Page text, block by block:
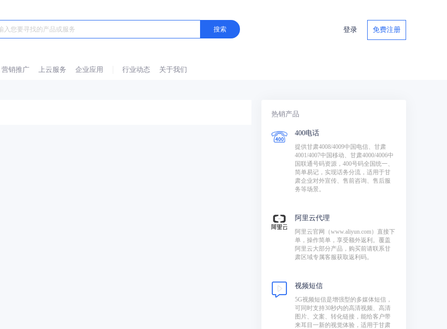
登录 免费注册
营销推广 上云服务 企业应用 行业动态 关于我们
热销产品
400电话
提供甘肃4008/4009中国电信、甘肃
4001/4007中国移动、甘肃4000/4006中
国联通号码资源，400号码全国统一、
简单易记，实现话务分流，适用于甘
肃企业对外宣传、售前咨询、售后服
务等场景。
阿里云代理
阿里云官网（www.aliyun.com）直接下
单，操作简单，享受额外返利。覆盖
阿里云大部分产品，购买前请联系甘
肃区域专属客服获取返利码。
视频短信
5G视频短信是增强型的多媒体短信，
可同时支持30秒内的高清视频、高清
图片、文案、转化链接，能给客户带
来耳目一新的视觉体验，适用于甘肃